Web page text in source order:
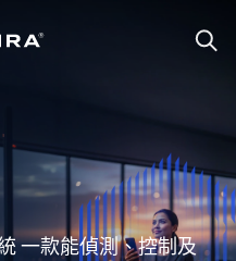
一款能偵測、控制及